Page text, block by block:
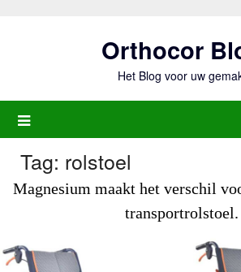
Orthocor
Het Blog voor uw
Tag: rolstoel
Magnesium maakt het verschil
transportrolstoel.